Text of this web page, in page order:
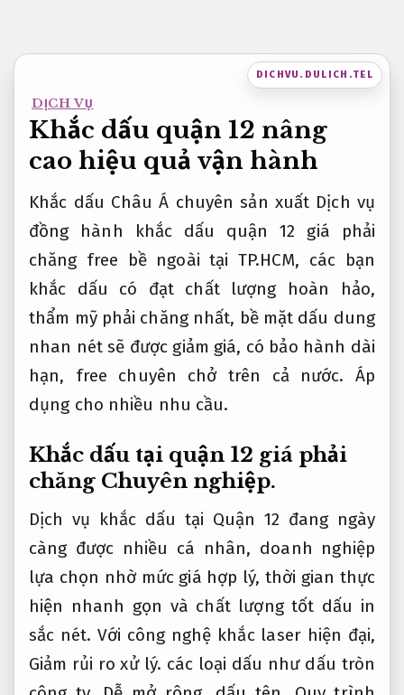
nội
dung
DICHVU.DULICH.TEL
DỊCH VỤ
Khắc dấu quận 12 nâng
cao hiệu quả vận hành
Khắc dấu Châu Á chuyên sản xuất Dịch vụ
đồng hành khắc dấu quận 12 giá phải
chăng free bề ngoài tại TP.HCM, các bạn
khắc dấu có đạt chất lượng hoàn hảo,
thẩm mỹ phải chăng nhất, bề mặt dấu dung
nhan nét sẽ được giảm giá, có bảo hành dài
hạn, free chuyên chở trên cả nước. Áp
dụng cho nhiều nhu cầu.
Khắc dấu tại quận 12 giá phải
chăng Chuyên nghiệp.
Dịch vụ khắc dấu tại Quận 12 đang ngày
càng được nhiều cá nhân, doanh nghiệp
lựa chọn nhờ mức giá hợp lý, thời gian thực
hiện nhanh gọn và chất lượng tốt dấu in
sắc nét. Với công nghệ khắc laser hiện đại,
Giảm rủi ro xử lý. các loại dấu như dấu tròn